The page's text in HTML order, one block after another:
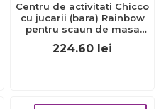
Centru de activitati Chicco
cu jucarii (bara) Rainbow
pentru scaun de masa
Polly Armonia, 0luni+
CHC8714393-8
224.60 lei